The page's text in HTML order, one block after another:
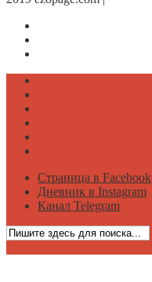
Страница в Facebook
Дневник в Instagram
Канал Telegram